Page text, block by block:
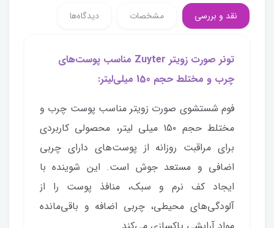
نقد و بررسی مشخصات دیدگاه‌ها
تونر صورت زویتر Zuyter مناسب پوست‌های
چرب و مختلط حجم 150 میلی‌لیتر
:
فوم شستشوی صورت زویتر مناسب پوست چرب و
مختلط حجم ۱۵۰ میلی لیتر، محصولی کاربردی
برای مراقبت روزانه از پوست‌های دارای چربی
اضافی و مستعد جوش است. این شوینده با
ایجاد کف نرم و سبک، منافذ پوست را از
آلودگی‌های محیطی، چربی اضافه و باقی‌مانده